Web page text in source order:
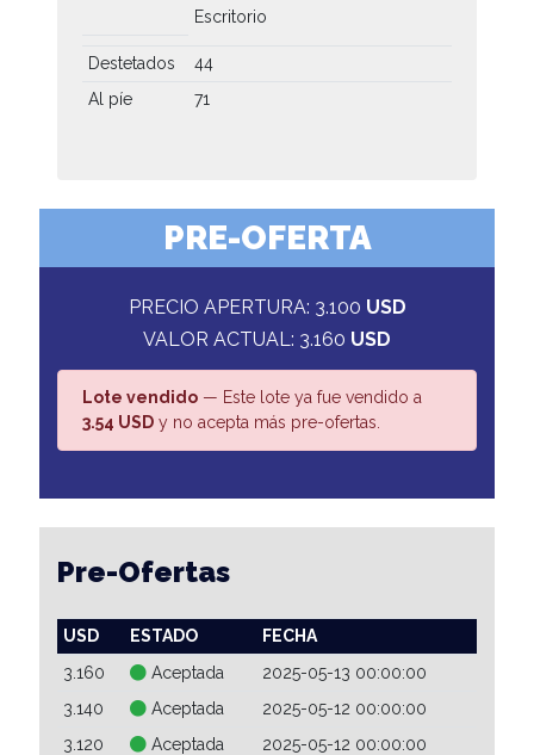
Escritorio
Destetados
44
Al píe
71
PRE-OFERTA
PRECIO APERTURA: 3.100 USD
VALOR ACTUAL: 3.160 USD
Lote vendido — Este lote ya fue vendido a
3.54 USD y no acepta más pre-ofertas.
Pre-Ofertas
USD ESTADO
FECHA
3.160
Aceptada
2025-05-13 00:00:00
3.140
Aceptada
2025-05-12 00:00:00
3.120
Aceptada 2025-05-12 00:00:00